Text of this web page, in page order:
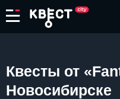
Квесты от
Новосибирске